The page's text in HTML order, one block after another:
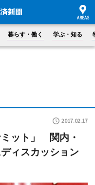
暮らす・働く 学ぶ・知る
2017.02.17
ット」 関内・
ィスカッション